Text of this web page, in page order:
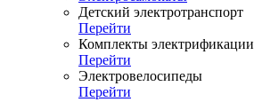
Детский электротранспорт
Перейти
Комплекты электрификации
Перейти
Электровелосипеды
Перейти